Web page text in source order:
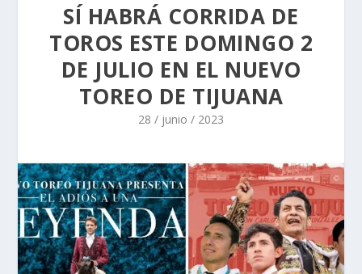
SÍ HABRÁ CORRIDA DE
TOROS ESTE DOMINGO 2
DE JULIO EN EL NUEVO
TOREO DE TIJUANA
28 / junio / 2023